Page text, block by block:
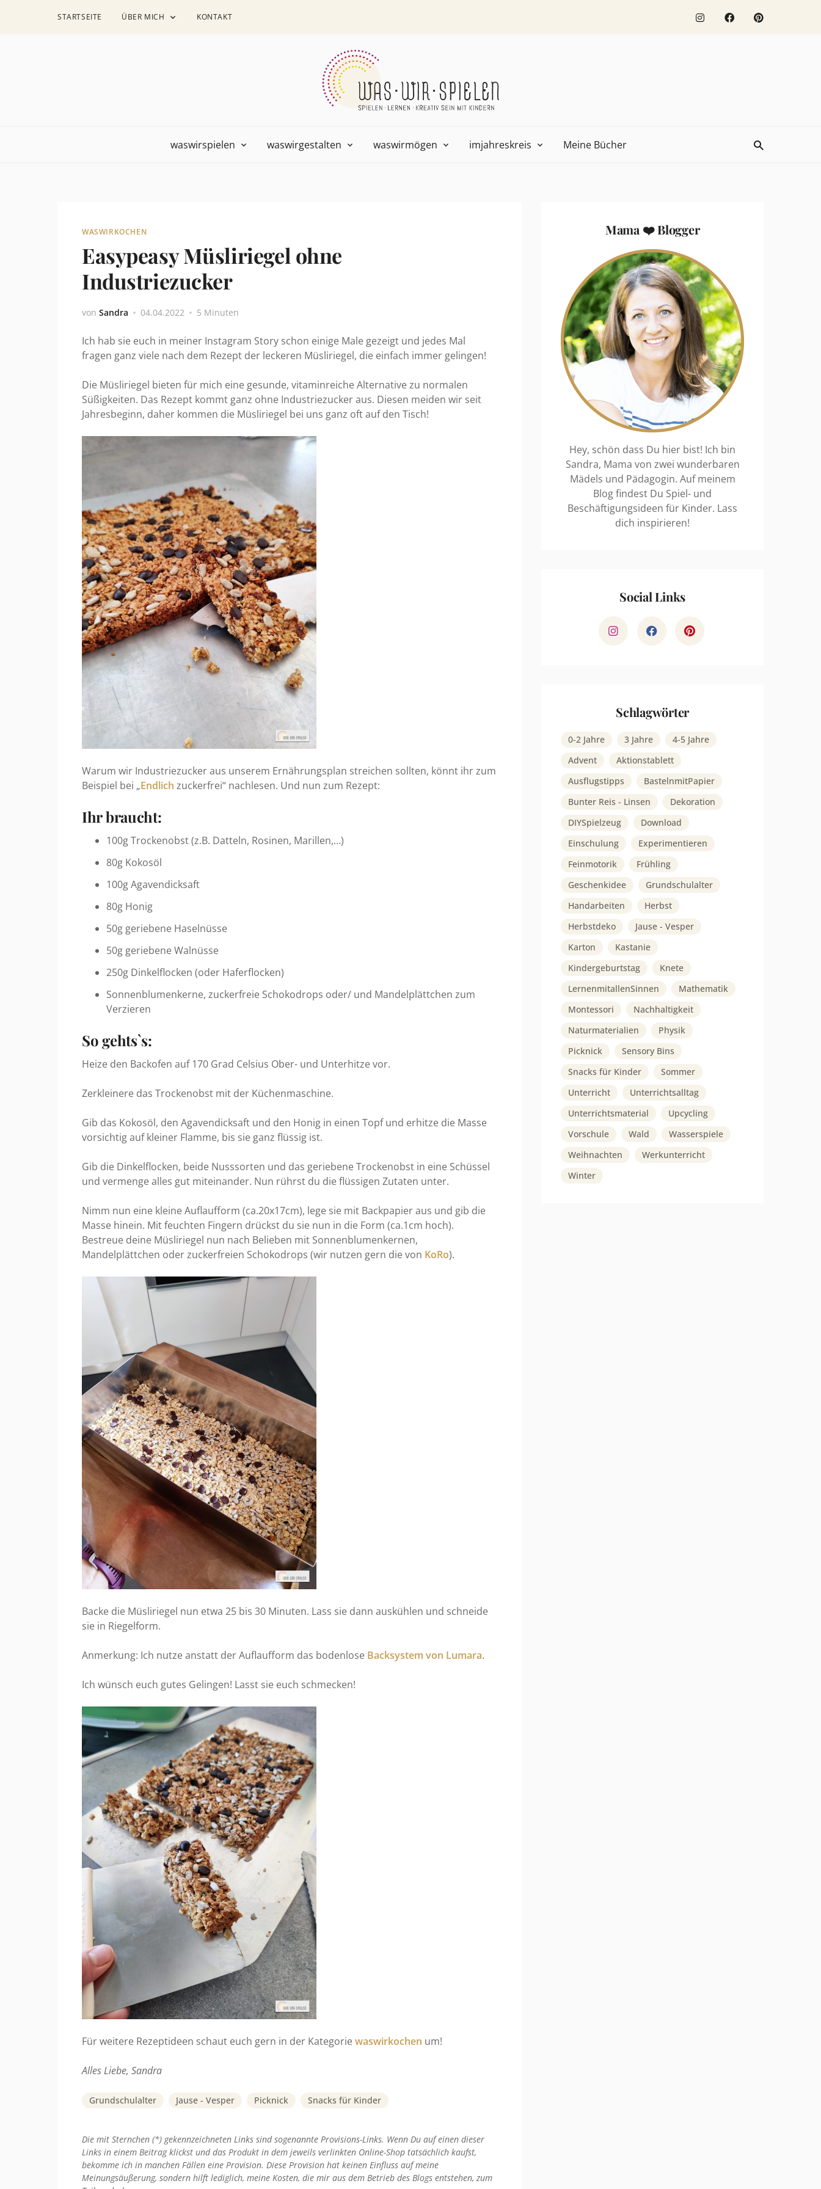
STARTSEITE ÜBER MICH KONTAKT
waswirspielen waswirgestalten waswirmögen imjahreskreis Meine Bücher
WASWIRKOCHEN
Easypeasy Müsliriegel ohne
Industriezucker
von Sandra 04.04.2022 5 Minuten
Ich hab sie euch in meiner Instagram Story schon einige Male gezeigt und jedes Mal
fragen ganz viele nach dem Rezept der leckeren Müsliriegel, die einfach immer gelingen!
Die Müsliriegel bieten für mich eine gesunde, vitaminreiche Alternative zu normalen
Süßigkeiten. Das Rezept kommt ganz ohne Industriezucker aus. Diesen meiden wir seit
Jahresbeginn, daher kommen die Müsliriegel bei uns ganz oft auf den Tisch!
Warum wir Industriezucker aus unserem Ernährungsplan streichen sollten, könnt ihr zum
Beispiel bei „Endlich zuckerfrei“ nachlesen. Und nun zum Rezept:
Ihr braucht:
100g Trockenobst (z.B. Datteln, Rosinen, Marillen,…)
80g Kokosöl
100g Agavendicksaft
80g Honig
50g geriebene Haselnüsse
50g geriebene Walnüsse
250g Dinkelflocken (oder Haferflocken)
Sonnenblumenkerne, zuckerfreie Schokodrops oder/ und Mandelplättchen zum
Verzieren
So gehts`s:
Heize den Backofen auf 170 Grad Celsius Ober- und Unterhitze vor.
Zerkleinere das Trockenobst mit der Küchenmaschine.
Gib das Kokosöl, den Agavendicksaft und den Honig in einen Topf und erhitze die Masse
vorsichtig auf kleiner Flamme, bis sie ganz flüssig ist.
Gib die Dinkelflocken, beide Nusssorten und das geriebene Trockenobst in eine Schüssel
und vermenge alles gut miteinander. Nun rührst du die flüssigen Zutaten unter.
Nimm nun eine kleine Auflaufform (ca.20x17cm), lege sie mit Backpapier aus und gib die
Masse hinein. Mit feuchten Fingern drückst du sie nun in die Form (ca.1cm hoch).
Bestreue deine Müsliriegel nun nach Belieben mit Sonnenblumenkernen,
Mandelplättchen oder zuckerfreien Schokodrops (wir nutzen gern die von KoRo).
Backe die Müsliriegel nun etwa 25 bis 30 Minuten. Lass sie dann auskühlen und schneide
sie in Riegelform.
Anmerkung: Ich nutze anstatt der Auflaufform das bodenlose Backsystem von Lumara.
Ich wünsch euch gutes Gelingen! Lasst sie euch schmecken!
Für weitere Rezeptideen schaut euch gern in der Kategorie waswirkochen um!
Alles Liebe, Sandra
Grundschulalter Jause - Vesper Picknick Snacks für Kinder
Die mit Sternchen (*) gekennzeichneten Links sind sogenannte Provisions-Links. Wenn Du auf einen dieser
Links in einem Beitrag klickst und das Produkt in dem jeweils verlinkten Online-Shop tatsächlich kaufst,
bekomme ich in manchen Fällen eine Provision. Diese Provision hat keinen Einfluss auf meine
Meinungsäußerung, sondern hilft lediglich, meine Kosten, die mir aus dem Betrieb des Blogs entstehen, zum
Mama ❤️ Blogger
Hey, schön dass Du hier bist! Ich bin
Sandra, Mama von zwei wunderbaren
Mädels und Pädagogin. Auf meinem
Blog findest Du Spiel- und
Beschäftigungsideen für Kinder. Lass
dich inspirieren!
Social Links
Schlagwörter
0-2 Jahre 3 Jahre
4-5 Jahre
Advent
Aktionstablett
Ausflugstipps
BastelnmitPapier
Bunter Reis - Linsen
Dekoration
DIYSpielzeug
Download
Einschulung
Experimentieren
Feinmotorik
Frühling
Geschenkidee
Grundschulalter
Handarbeiten
Herbst
Herbstdeko
Jause - Vesper
Karton
Kastanie
Kindergeburtstag
Knete
LernenmitallenSinnen
Mathematik
Montessori
Nachhaltigkeit
Naturmaterialien
Physik
Picknick
Sensory Bins
Snacks für Kinder
Sommer
Unterricht
Unterrichtsalltag
Unterrichtsmaterial
Upcycling
Vorschule
Wald
Wasserspiele
Weihnachten
Werkunterricht
Winter